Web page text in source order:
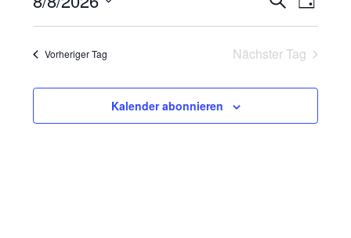
8.
2026
Suche
und
Ansichten,
Tag
Datum
Vorheriger Tag Nächster Tag
Kalender abonnieren